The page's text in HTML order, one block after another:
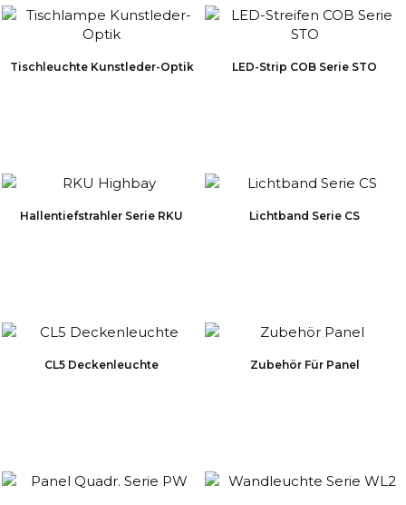
Tischleuchte Kunstleder-Optik LED-Strip COB Serie STO
Hallentiefstrahler Serie RKU Lichtband Serie CS
CL5 Deckenleuchte Zubehör Für Panel